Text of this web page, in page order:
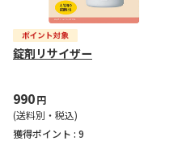
錠剤リサイザー
990円
(送料別・税込)
獲得ポイント : 9